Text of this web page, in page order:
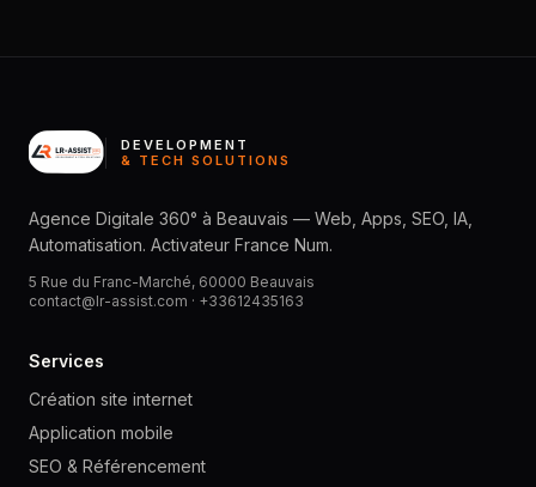
DEVELOPMENT
& TECH SOLUTIONS
Agence Digitale 360° à Beauvais — Web, Apps, SEO, IA,
Automatisation. Activateur France Num.
5 Rue du Franc-Marché, 60000 Beauvais
contact@lr-assist.com · +33612435163
Services
Création site internet
Application mobile
SEO & Référencement